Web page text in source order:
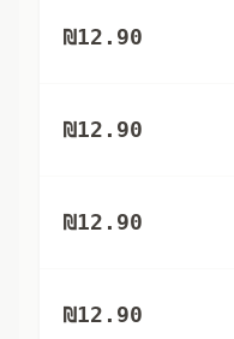
₪12.90
₪12.90
₪12.90
₪12.90